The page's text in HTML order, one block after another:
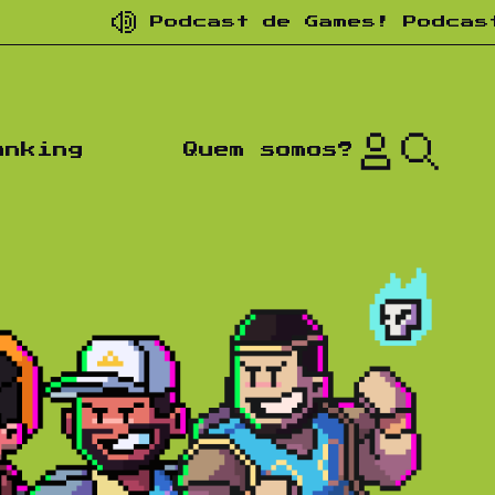
Podcast de Games! Podcast
Quem somos?